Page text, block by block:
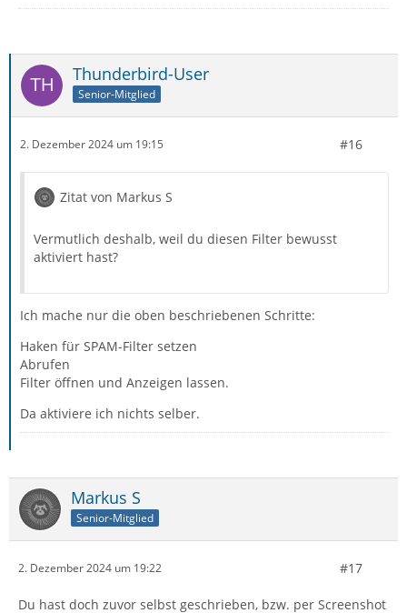
Thunderbird-User
Senior-Mitglied
2. Dezember 2024 um 19:15 #16
Zitat von Markus S
Vermutlich deshalb, weil du diesen Filter bewusst
aktiviert hast?
Ich mache nur die oben beschriebenen Schritte:
Haken für SPAM-Filter setzen
Abrufen
Filter öffnen und Anzeigen lassen.
Da aktiviere ich nichts selber.
Markus S
Senior-Mitglied
2. Dezember 2024 um 19:22 #17
Du hast doch zuvor selbst geschrieben, bzw. per Screenshot